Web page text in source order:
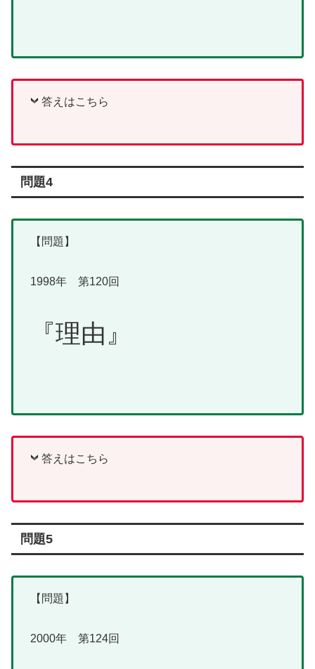
答えはこちら
問題4
【問題】
1998年 第120回
『理由』
答えはこちら
問題5
【問題】
2000年 第124回